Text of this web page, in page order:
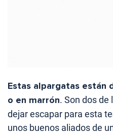
Estas alpargatas están
o en marrón. Son dos
dejar escapar para esta
unos buenos aliados de